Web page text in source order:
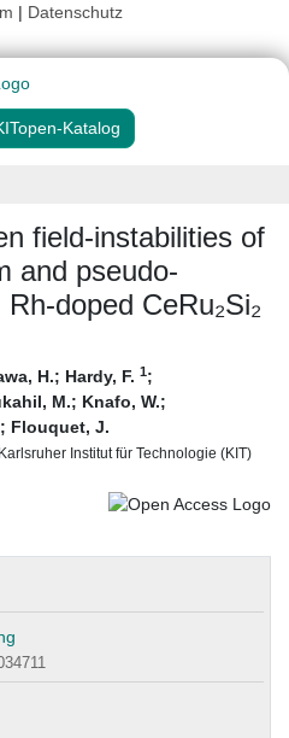
| Datenschutz
Katalog
field-instabilities of
and pseudo-
doped CeRu₂Si₂
H.; Hardy, F. 1;
M.; Knafo, W.;
; Flouquet, J.
Institut für Technologie (KIT)